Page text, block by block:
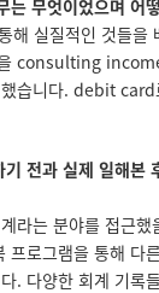
무엇이었으며 어
실질적인 것들을
consulting
습니다. debit card
전과 실제 일해본
라는 분야를 접근했
로그램을 통해 다
. 다양한 회계 기록